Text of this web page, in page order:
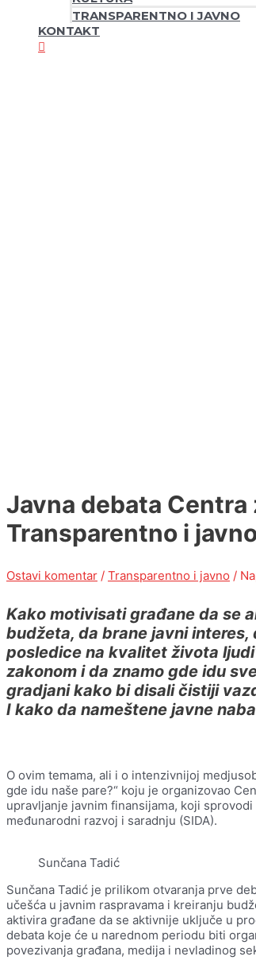
TRANSPARENTNO I JAVNO
KONTAKT
Javna debata Centra
Transparentno i
Ostavi komentar / Transparentno i javno /
Kako motivisati građane da se
budžeta, da brane javni
posledice na kvalitet života
zakonom i da znamo gde idu
gradjani kako bi disali čistiji
I kako da nameštene javne
O ovim temama, ali i o intenzivnijoj
gde idu naše pare?“ koju je organizovao
upravljanje javnim finansijama, koji
međunarodni razvoj i saradnju (SIDA).
Sunčana Tadić
Sunčana Tadić je prilikom otvaranja prve
učešća u javnim raspravama i kreiranju
aktivira građane da se aktivnije uključe u
debata koje će u narednom periodu biti
povezivanja građana, medija i nevladinog